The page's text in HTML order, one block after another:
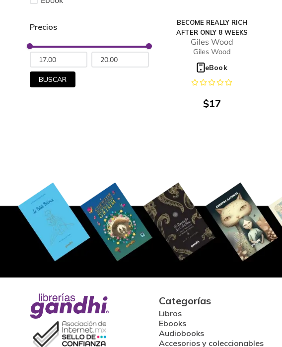
BUSCAR
BECOME REALLY RICH
AFTER ONLY 8 WEEKS
Giles Wood
Giles Wood
eBook
$17
Categorías
Libros
Ebooks
Audiobooks
Accesorios y coleccionables